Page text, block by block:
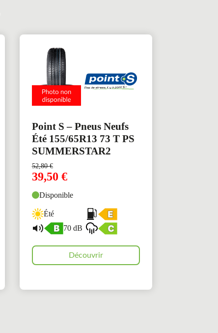
Point S – Pneus Neufs
Été 155/65R13 73 T PS
SUMMERSTAR2
52,80€
39,50 €
Disponible
Été
70 dB
Découvrir